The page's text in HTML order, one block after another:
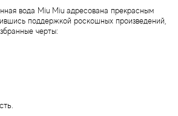
вода Miu Miu адресована прекрасным
поддержкой роскошных произведений,
черты: